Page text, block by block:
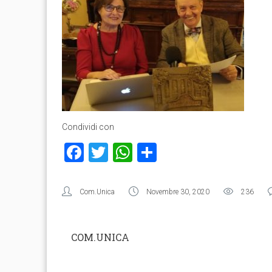
Condividi con
Facebook
TwitterWhatsApp
Com.Unica Novembre 30, 2020 236
COM.UNICA